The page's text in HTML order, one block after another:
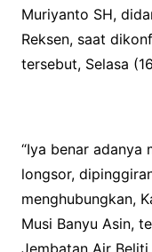
Muriyanto SH,
Reksen, saat
tersebut, Selasa
“Iya benar adanya
longsor,
menghubungkan,
Musi Banyu Asin,